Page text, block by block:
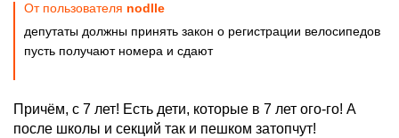
От пользователя nodlle
депутаты должны принять закон о регистрации велосипедов
пусть получают номера и сдают
Причём, с 7 лет! Есть дети, которые в 7 лет ого-го! А
после школы и секций так и пешком затопчут!